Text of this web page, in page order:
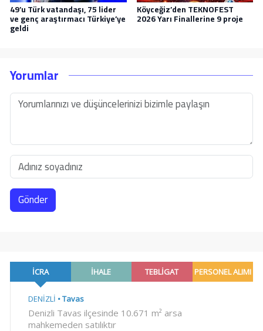
49’u Türk vatandaşı, 75 lider
ve genç araştırmacı Türkiye’ye
geldi
Köyceğiz’den TEKNOFEST
2026 Yarı Finallerine 9 proje
Yorumlar
Gönder